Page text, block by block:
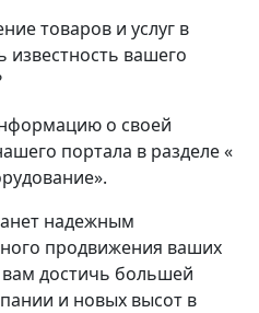
товаров и услуг в
известность вашего
о своей
портала в разделе «
надежным
продвижения ваших
вам достичь большей
и новых высот в